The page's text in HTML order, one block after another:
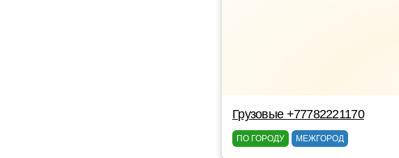
Грузовые +77782221170
ПО ГОРОДУ МЕЖГОРОД